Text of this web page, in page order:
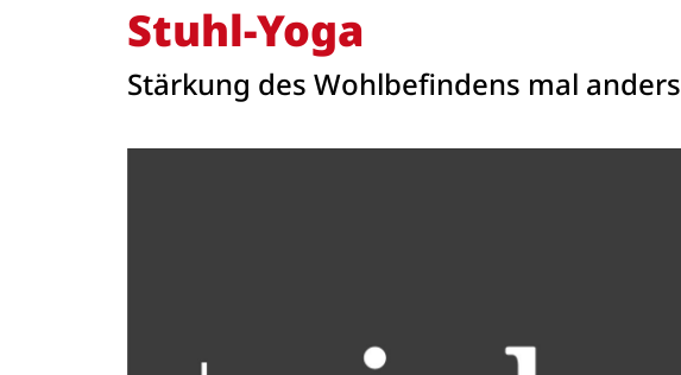
Stuhl-Yoga
Stärkung des Wohlbefindens mal anders